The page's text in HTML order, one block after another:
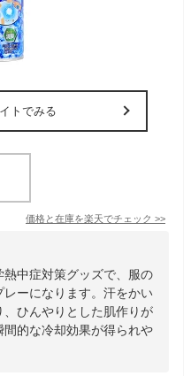
トでみる
価格と在庫を楽天でチェック >>
中症対策グッズで、服の
レーになります。汗をかい
ひんやりとした肌作りが
的な冷却効果が得られや